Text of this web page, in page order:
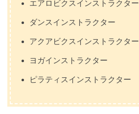
エアロビクスインストラクター
ダンスインストラクター
アクアビクスインストラクター
ヨガインストラクター
ピラティスインストラクター